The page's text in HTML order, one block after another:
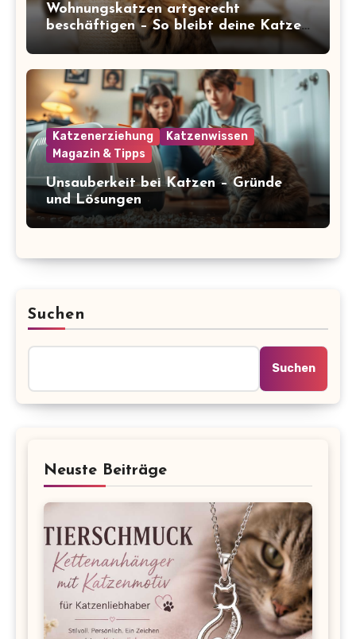
Wohnungskatzen artgerecht
beschäftigen – So bleibt deine Katze
glücklich und gesund
Katzenerziehung
Katzenwissen
Magazin & Tipps
Unsauberkeit bei Katzen – Gründe
und Lösungen
Suchen
Suchen
Neuste Beiträge